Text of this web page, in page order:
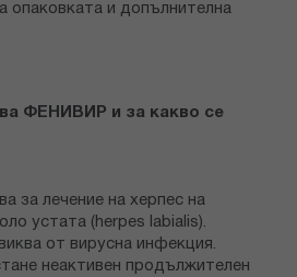
опаковката и допълнителна
ФЕНИВИР и за какво се
за лечение на херпес на
устата (herpes labialis).
от вирусна инфекция.
неактивен продължителен